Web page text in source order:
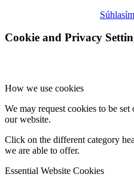
Súhlasím
Cookie and Privacy
How we use cookies
We may request cookies to be
our website.
Click on the different category
we are able to offer.
Essential Website Cookies